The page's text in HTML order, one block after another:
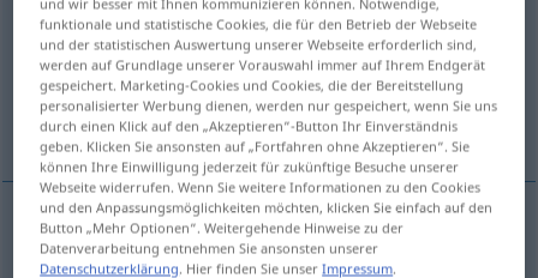
Übersicht aller Übersetzungen
(Für mehr Details die Übersetzung anklicken/antippen)
Abzeichen
Abzeichenn odznaka
funktionale und statistische Cookies, die für den Betrieb der Webseite
und der statistischen Auswertung unserer Webseite erforderlich sind,
werden auf Grundlage unserer Vorauswahl immer auf Ihrem Endgerät
gespeichert. Marketing-Cookies und Cookies, die der Bereitstellung
personalisierter Werbung dienen, werden nur gespeichert, wenn Sie uns
durch einen Klick auf den „Akzeptieren“-Button Ihr Einverständnis
geben. Klicken Sie ansonsten auf „Fortfahren ohne Akzeptieren“. Sie
können Ihre Einwilligung jederzeit für zukünftige Besuche unserer
Webseite widerrufen. Wenn Sie weitere Informationen zu den Cookies
und den Anpassungsmöglichkeiten möchten, klicken Sie einfach auf den
Button „Mehr Optionen“. Weitergehende Hinweise zu der
Datenverarbeitung entnehmen Sie ansonsten unserer
Datenschutzerklärung . Hier finden Sie unserImpressum